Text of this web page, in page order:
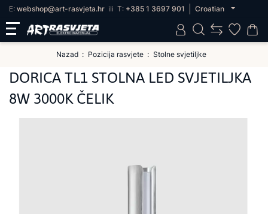
E: webshop@art-rasvjeta.hr ili T: +385 1 3697 901 Croatian
Nazad Pozicija rasvjete Stolne svjetiljke
DORICA TL1 STOLNA LED SVJETILJKA
8W 3000K ČELIK